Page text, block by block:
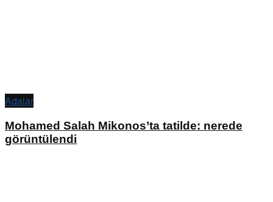
Adalar
Mohamed Salah Mikonos’ta tatilde: nerede
görüntülendi